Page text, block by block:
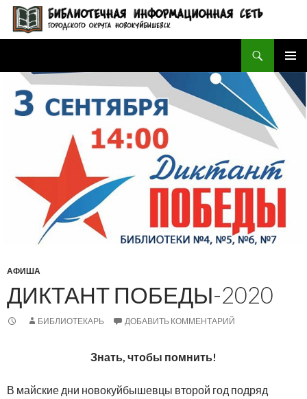
БИБЛИОТЕЧНАЯ ИНФОРМАЦИОННАЯ СЕТЬ городского округа Новокуйбышевск
МЕНЮ
СОДЕРЖИМОМУ
АФИША
ДИКТАНТ ПОБЕДЫ-2020
БИБЛИОТЕКАРЬ ДОБАВИТЬ КОММЕНТАРИЙ
Знать, чтобы помнить!
В майские дни новокуйбышевцы второй год подряд